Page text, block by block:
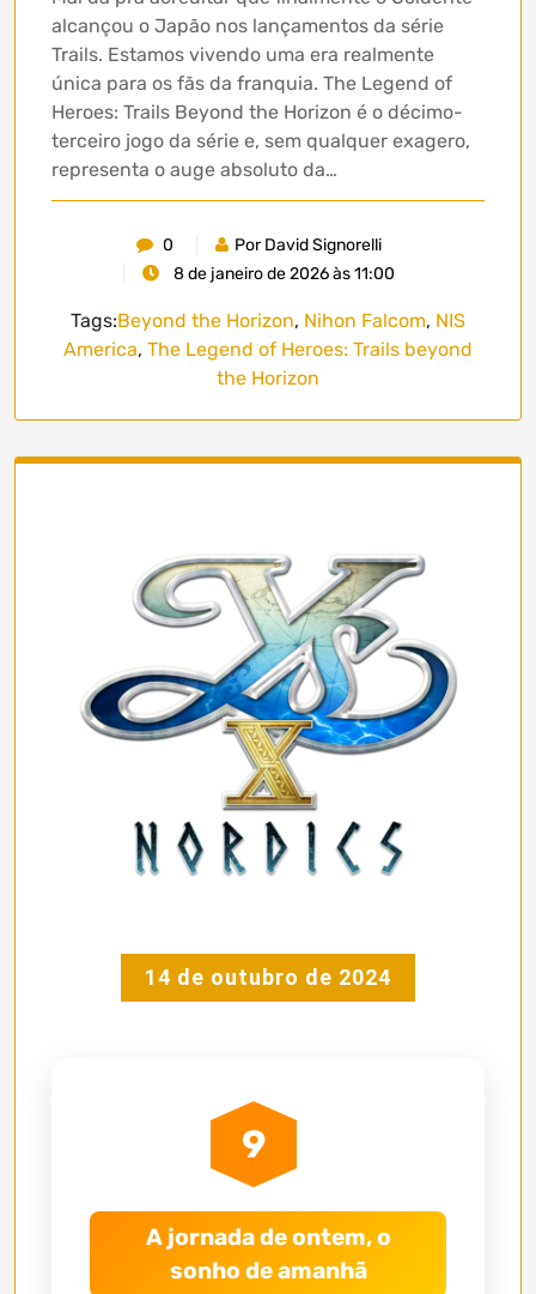
alcançou o Japão nos lançamentos da série
Trails. Estamos vivendo uma era realmente
única para os fãs da franquia. The Legend of
Heroes: Trails Beyond the Horizon é o décimo-
terceiro jogo da série e, sem qualquer exagero,
representa o auge absoluto da…
0
Por David Signorelli
8 de janeiro de 2026 às 11:00
Tags:Beyond the Horizon, Nihon Falcom, NIS
America, The Legend of Heroes: Trails beyond
the Horizon
14 de outubro de 2024
9
A jornada de ontem, o
sonho de amanhã